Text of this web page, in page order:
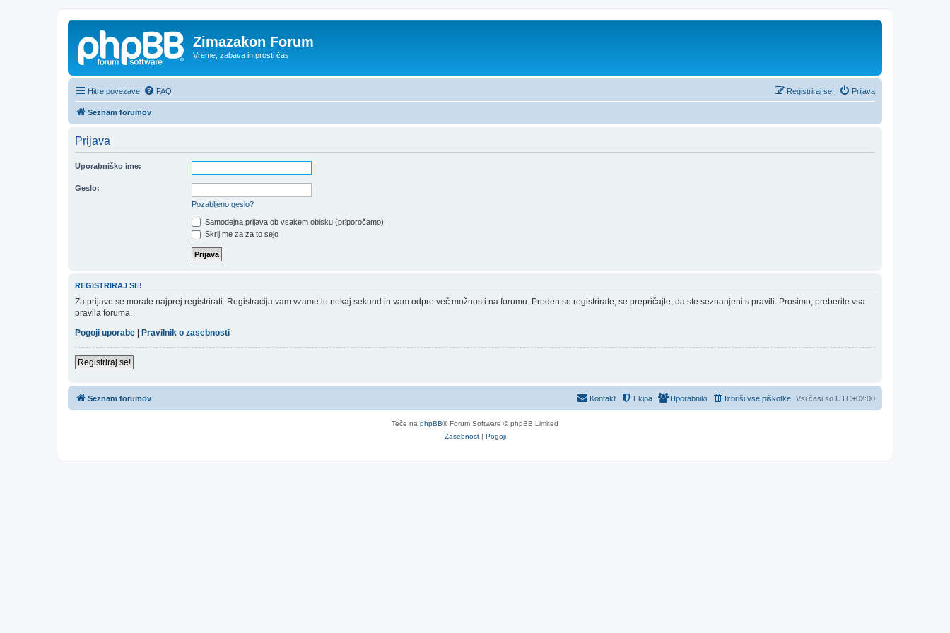
Zimazakon Forum
Vreme, zabava in prosti čas
Hitre povezave FAQ Prijava
Registriraj se!
Seznam forumov
Prijava
Uporabniško ime:
Geslo:
Pozabljeno geslo?
Samodejna prijava ob vsakem obisku (priporočamo):
Skrij me za za to sejo
REGISTRIRAJ SE!
Za prijavo se morate najprej registrirati. Registracija vam vzame le nekaj sekund in vam odpre več možnosti na forumu. Preden se registrirate, se prepričajte, da ste seznanjeni s pravili. Prosimo, preberite vsa
pravila foruma.
Pogoji uporabe
Pravilnik o zasebnosti
Registriraj se!
Seznam forumov Vsi časi so UTC+02:00
Izbriši vse piškotke
Uporabniki
Ekipa
Kontakt
Teče na phpBB® Forum Software © phpBB Limited
Zasebnost| Pogoji